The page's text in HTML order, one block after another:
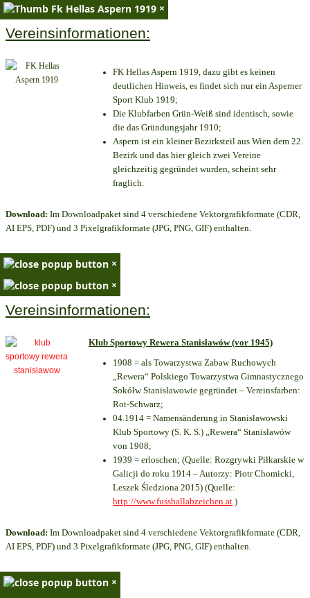
×
Vereinsinformationen:
FK Hellas Aspern 1919, dazu gibt es keinen
deutlichen Hinweis, es findet sich nur ein Asperner
Sport Klub 1919;
Die Klubfarben Grün-Weiß sind identisch, sowie
die das Gründungsjahr 1910;
Aspern ist ein kleiner Bezirksteil aus Wien dem 22.
Bezirk und das hier gleich zwei Vereine
gleichzeitig gegründet wurden, scheint sehr
fraglich.
Download: Im Downloadpaket sind 4 verschiedene Vektorgrafikformate (CDR,
AI EPS, PDF) und 3 Pixelgrafikformate (JPG, PNG, GIF) enthalten.
×
×
Vereinsinformationen:
Klub Sportowy Rewera Stanisławów (vor 1945)
1908 = als Towarzystwa Zabaw Ruchowych
„Rewera“ Polskiego Towarzystwa Gimnastycznego
Sokółw Stanisławowie gegründet – Vereinsfarben:
Rot-Schwarz;
04.1914 = Namensänderung in Stanisławowski
Klub Sportowy (S. K. S.) „Rewera“ Stanisławów
von 1908;
1939 = erloschen; (Quelle: Rozgrywki Piłkarskie w
Galicji do roku 1914 – Autorzy: Piotr Chomicki,
Leszek Śledziona 2015) (Quelle:
http://www.fussballabzeichen.at )
Download: Im Downloadpaket sind 4 verschiedene Vektorgrafikformate (CDR,
AI EPS, PDF) und 3 Pixelgrafikformate (JPG, PNG, GIF) enthalten.
×